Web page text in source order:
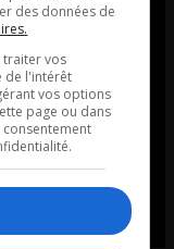
des données de
traiter vos
de l'intérêt
vos options
page ou dans